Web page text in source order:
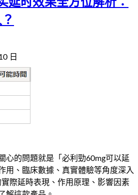
延时效果全方位解析：
日
心的問題就是「必利勁60mg可以延
用、臨床數據、真實體驗等角度深入
際延時表現、作用原理、影響因素